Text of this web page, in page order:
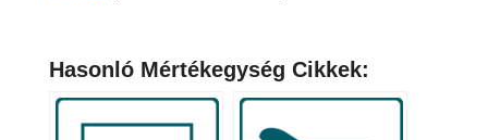
Hasonló Mértékegység Cikkek: